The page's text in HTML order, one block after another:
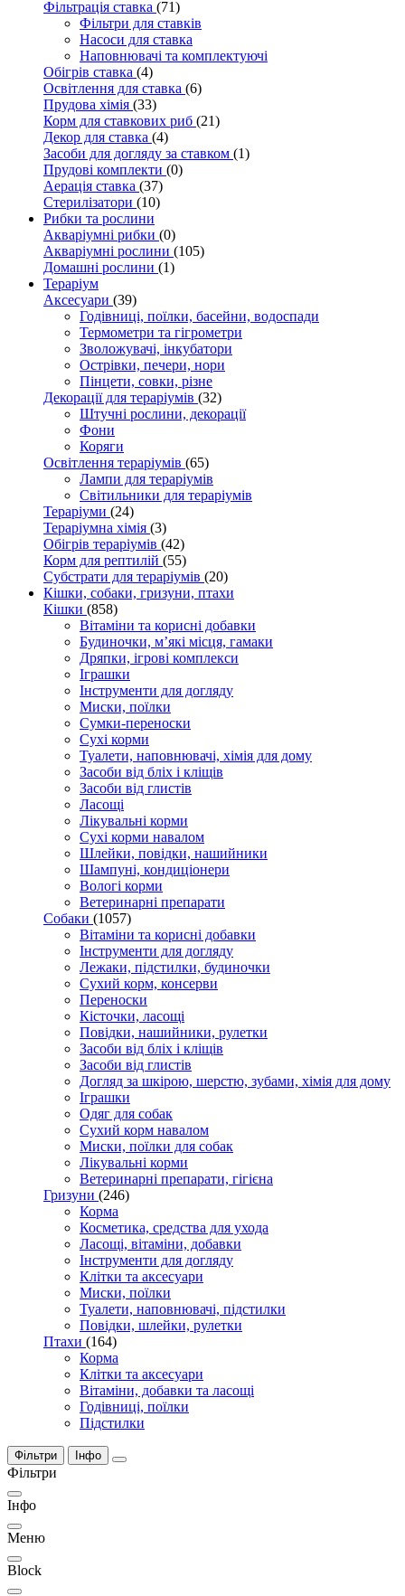
Фільтрація ставка (71)
Фільтри для ставків
Насоси для ставка
Наповнювачі та комплектуючі
Обігрів ставка (4)
Освітлення для ставка (6)
Прудова хімія (33)
Корм для ставкових риб (21)
Декор для ставка (4)
Засоби для догляду за ставком (1)
Прудові комплекти (0)
Аерація ставка (37)
Стерилізатори (10)
Рибки та рослини
Акваріумні рибки (0)
Акваріумні рослини (105)
Домашні рослини (1)
Тераріум
Аксесуари (39)
Годівниці, поїлки, басейни, водоспади
Термометри та гігрометри
Зволожувачі, інкубатори
Острівки, печери, нори
Пінцети, совки, різне
Декорації для тераріумів (32)
Штучні рослини, декорації
Фони
Коряги
Освітлення тераріумів (65)
Лампи для тераріумів
Світильники для тераріумів
Тераріуми (24)
Тераріумна хімія (3)
Обігрів тераріумів (42)
Корм для рептилій (55)
Субстрати для тераріумів (20)
Кішки, собаки, гризуни, птахи
Кішки (858)
Вітаміни та корисні добавки
Будиночки, м’які місця, гамаки
Дряпки, ігрові комплекси
Іграшки
Інструменти для догляду
Миски, поїлки
Сумки-переноски
Сухі корми
Туалети, наповнювачі, хімія для дому
Засоби від бліх і кліщів
Засоби від глистів
Ласощі
Лікувальні корми
Сухі корми навалом
Шлейки, повідки, нашийники
Шампуні, кондиціонери
Вологі корми
Ветеринарні препарати
Собаки (1057)
Вітаміни та корисні добавки
Інструменти для догляду
Лежаки, підстилки, будиночки
Сухий корм, консерви
Переноски
Кісточки, ласощі
Повідки, нашийники, рулетки
Засоби від бліх і кліщів
Засоби від глистів
Догляд за шкірою, шерстю, зубами, хімія для дому
Іграшки
Одяг для собак
Сухий корм навалом
Миски, поїлки для собак
Лікувальні корми
Ветеринарні препарати, гігієна
Гризуни (246)
Корма
Косметика, средства для ухода
Ласощі, вітаміни, добавки
Інструменти для догляду
Клітки та аксесуари
Миски, поїлки
Туалети, наповнювачі, підстилки
Повідки, шлейки, рулетки
Птахи (164)
Корма
Клітки та аксесуари
Вітаміни, добавки та ласощі
Годівниці, поїлки
Підстилки
Фільтри Інфо
Фільтри
Інфо
Меню
Block